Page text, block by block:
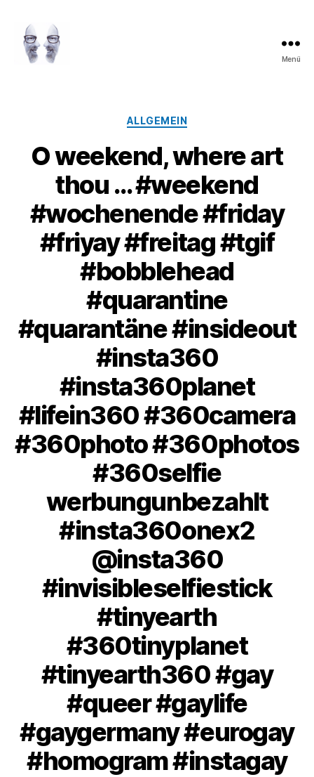
Menü
Kategorien
ALLGEMEIN
O weekend, where art
thou … #weekend
#wochenende #friday
#friyay #freitag #tgif
#bobblehead
#quarantine
#quarantäne #insideout
#insta360
#insta360planet
#lifein360 #360camera
#360photo #360photos
#360selfie
werbungunbezahlt
#insta360onex2
@insta360
#invisibleselfiestick
#tinyearth
#360tinyplanet
#tinyearth360 #gay
#queer #gaylife
#gaygermany #eurogay
#homogram #instagay